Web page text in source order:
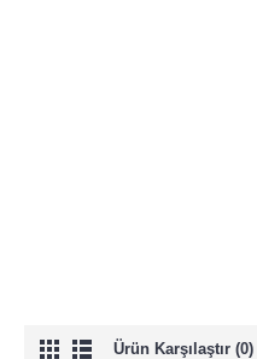
Ürün Karşılaştır (0)